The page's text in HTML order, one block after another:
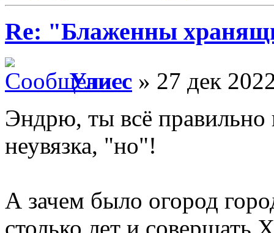
Re: "Блаженны
Улисс » 27 дек
Эндрю, ты всё
неувязка, "но"!
А зачем было огород